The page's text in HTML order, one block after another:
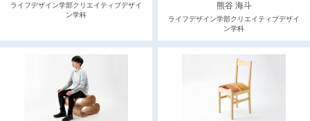
ライフデザイン学部クリエイティブデザイ
ン学科
熊谷 海斗
ライフデザイン学部クリエイティブデザイ
ン学科